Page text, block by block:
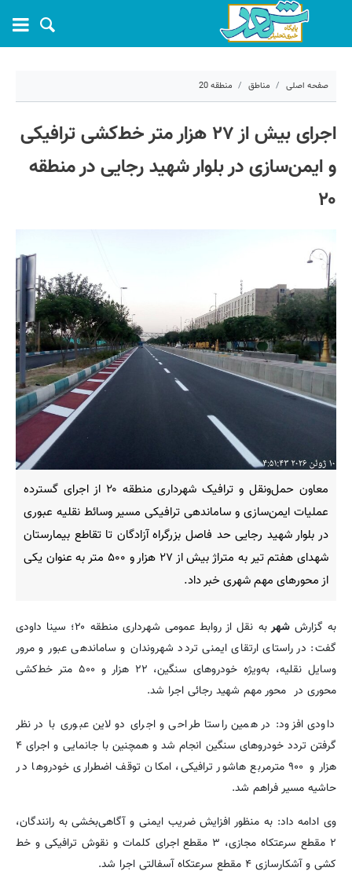
صفحه اصلی مناطق منطقه 20
کد مطلب:
اجرای بیش از ۲۷ هزار متر خط‌کشی ترافیکی
و ایمن‌سازی در بلوار شهید رجایی در منطقه
۲۰
معاون حمل‌ونقل و ترافیک شهرداری منطقه ۲۰ از اجرای گسترده
عملیات ایمن‌سازی و ساماندهی ترافیکی مسیر وسائط نقلیه عبوری
در بلوار شهید رجایی حد فاصل بزرگراه آزادگان تا تقاطع بیمارستان
شهدای هفتم تیر به متراژ بیش از ۲۷ هزار و ۵۰۰ متر به عنوان یکی
از محورهای مهم شهری خبر داد.
به گزارششهر
به نقل از روابط عمومی شهرداری منطقه ۲۰؛ سینا داودی
گفت: در راستای ارتقای ایمنی تردد شهروندان و ساماندهی عبور و مرور
وسایل نقلیه، به‌ویژه خودروهای سنگین، ۲۲ هزار و ۵۰۰ متر خط‌کشی
محوری در محور مهم شهید رجائی اجرا شد.
داودی افزود: در همین راستا طراحی و اجرای دو لاین عبوری با در نظر
گرفتن تردد خودروهای سنگین انجام شد و همچنین با جانمایی و اجرای ۴
هزار و ۹۰۰ مترمربع هاشور ترافیکی، امکان توقف اضطراری خودروها در
حاشیه مسیر فراهم شد.
وی ادامه داد: به منظور افزایش ضریب ایمنی و آگاهی‌بخشی به رانندگان،
۲ مقطع سرعتکاه مجازی، ۳ مقطع اجرای کلمات و نقوش ترافیکی و خط
کشی و آشکارسازی ۴ مقطع سرعتکاه آسفالتی اجرا شد.